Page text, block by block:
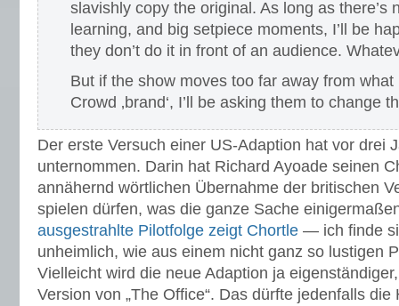
slavishly copy the original. As long as there’s
learning, and big setpiece moments, I’ll be
they don’t do it in front of an audience.
But if the show moves too far away from
Crowd ‚brand‘, I’ll be asking them to change
Der erste Versuch einer US-Adaption hat vor drei
unternommen. Darin hat Richard Ayoade seinen
annähernd wörtlichen Übernahme der britischen
spielen dürfen, was die ganze Sache
ausgestrahlte Pilotfolge zeigt Chortle — ich finde
unheimlich, wie aus einem nicht ganz so lustigen
Vielleicht wird die neue Adaption ja
Version von „The Office“. Das dürfte jedenfalls